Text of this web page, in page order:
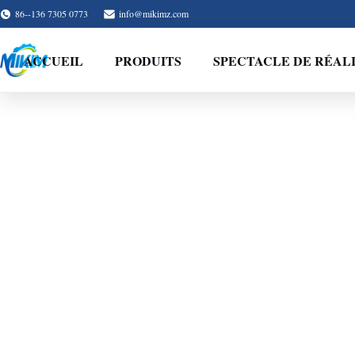
86--136 7305 0773 info@mikimz.com
ACCUEIL PRODUITS SPECTACLE DE